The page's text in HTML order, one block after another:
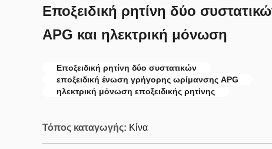
Εποξειδική ρητίνη δύο
APG και ηλεκτρική μόνωση
Εποξειδική ρητίνη δύο συστατικών
εποξειδική ένωση γρήγορης ωρίμανσης APG
ηλεκτρική μόνωση εποξειδικής ρητίνης
Τόπος καταγωγής: Κίνα